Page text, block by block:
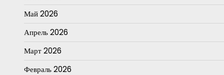
Май 2026
Апрель 2026
Март 2026
Февраль 2026